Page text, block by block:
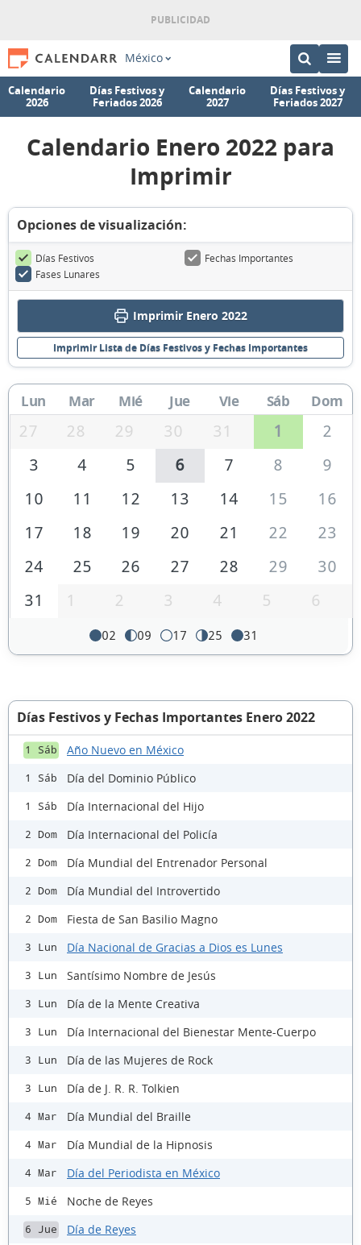
México
Calendario
2026
Días Festivos y
Feriados 2026
Calendario
2027
Días Festivos y
Feriados 2027
Calendario Enero 2022 para
Imprimir
Opciones de visualización:
Días Festivos
Fechas Importantes
Fases Lunares
Imprimir Enero 2022
Imprimir Lista de Días Festivos y Fechas Importantes
Lun Mar Mié Jue Vie Sáb Dom
27 28 29 30 31 1
2
3
4 5 6 7 8
9
10
11 12 13 14 15
16
17
18 19 20 21 22
23
24
25 26 27 28 29
30
31
1 2 3 4 5 6
02 09 17 25 31
Días Festivos y Fechas Importantes Enero 2022
1 Sáb Año Nuevo en México
1 Sáb Día del Dominio Público
1 Sáb Día Internacional del Hijo
2 Dom Día Internacional del Policía
2 Dom Día Mundial del Entrenador Personal
2 Dom Día Mundial del Introvertido
2 Dom Fiesta de San Basilio Magno
3 Lun Día Nacional de Gracias a Dios es Lunes
3 Lun Santísimo Nombre de Jesús
3 Lun Día de la Mente Creativa
3 Lun Día Internacional del Bienestar Mente-Cuerpo
3 Lun Día de las Mujeres de Rock
3 Lun Día de J. R. R. Tolkien
4 Mar Día Mundial del Braille
4 Mar Día Mundial de la Hipnosis
4 Mar Día del Periodista en México
5 Mié Noche de Reyes
6 Jue Día de Reyes